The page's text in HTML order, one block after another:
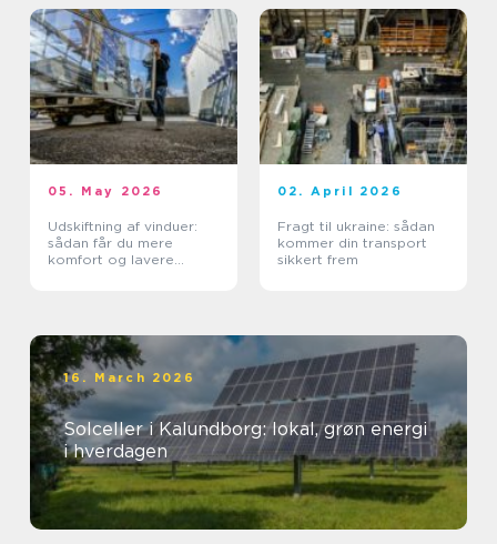
05. May 2026
Udskiftning af vinduer:
sådan får du mere
komfort og lavere
02. April 2026
Fragt til ukraine: sådan
kommer din transport
sikkert frem
16. March 2026
Solceller i Kalundborg: lokal, grøn energi
i hverdagen